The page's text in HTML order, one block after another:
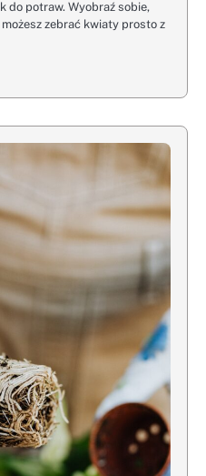
do potraw. Wyobraź sobie,
zebrać kwiaty prosto z